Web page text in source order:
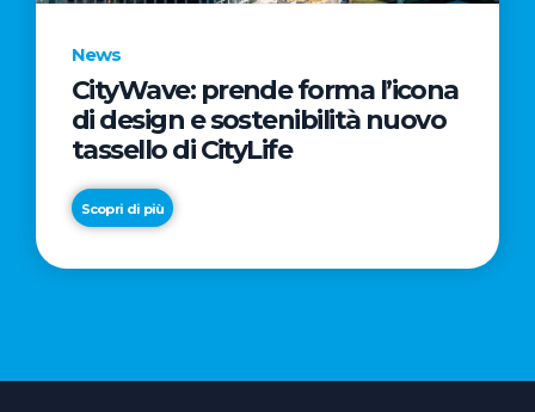
News
CityWave: prende forma l’icona
di design e sostenibilità nuovo
tassello di CityLife
Scopri di più
News
“Passione
il